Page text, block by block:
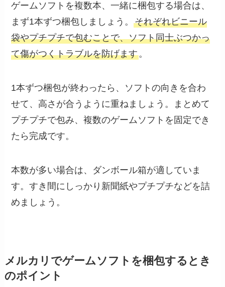
ゲームソフトを複数本、一緒に梱包する場合は、
まず1本ずつ梱包しましょう。それぞれビニール
袋やプチプチで包むことで、ソフト同士ぶつかっ
て傷がつくトラブルを防げます。
1本ずつ梱包が終わったら、ソフトの向きを合わ
せて、高さが合うように重ねましょう。まとめて
プチプチで包み、複数のゲームソフトを固定でき
たら完成です。
本数が多い場合は、ダンボール箱が適していま
す。すき間にしっかり新聞紙やプチプチなどを詰
めましょう。
メルカリでゲームソフトを梱包するとき
のポイント